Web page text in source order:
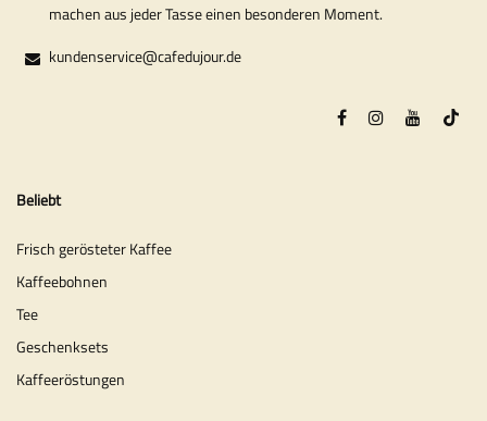
machen aus jeder Tasse einen besonderen Moment.
kundenservice@cafedujour.de
Beliebt
Frisch gerösteter Kaffee
Kaffeebohnen
Tee
Geschenksets
Kaffeeröstungen